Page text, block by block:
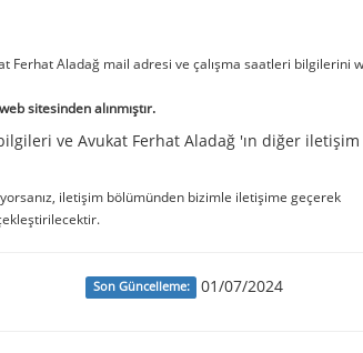
Ferhat Aladağ mail adresi ve çalışma saatleri bilgilerini
sitesinden alınmıştır.
ve Avukat Ferhat Aladağ 'ın diğer iletişim
iletişim bölümünden bizimle iletişime geçerek
Son Güncelleme: 01/07/2024